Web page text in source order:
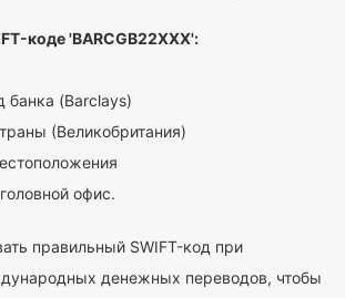
коде 'BARCGB22XXX':
банка (Barclays)
(Великобритания)
офис.
правильный SWIFT-код при
денежных переводов, чтобы